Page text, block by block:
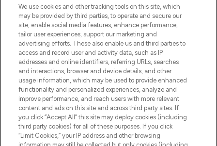
Beauty-Onlineshop mit den besten
Produkten aus Haut- und Haarpflege
sowie Make-Up von über 200
renommierten Marken. Shoppe online
oder über die App mit kostenloser
Lieferung ab einem Einkaufswert von 30€.
Cookie-Einwilligung
Do Not Sell or Share My Personal
Information
HILFE & INFORMATION
We use cookies and other tracking tools on this site, which
may be provided by third parties, to operate and secure our
site, enable social media features, enhance performance,
tailor user experiences, support our marketing and
advertising efforts. These also enable us and third parties to
access and record user and activity data, such as IP
addresses and online identifiers, referring URLs, searches
and interactions, browser and device details, and other
usage information, which may be used to provide enhanced
functionality and personalized experiences, analyze and
improve performance, and reach users with more relevant
content and ads on this site and across third party sites. If
you click “Accept All” this site may deploy cookies (including
third party cookies) for all of these purposes. If you click
“Limit Cookies,” your IP address and other browsing